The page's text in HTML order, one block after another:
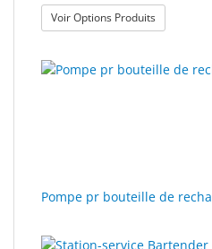
Voir Options Produits: Pièces
Pompe pr bouteille de